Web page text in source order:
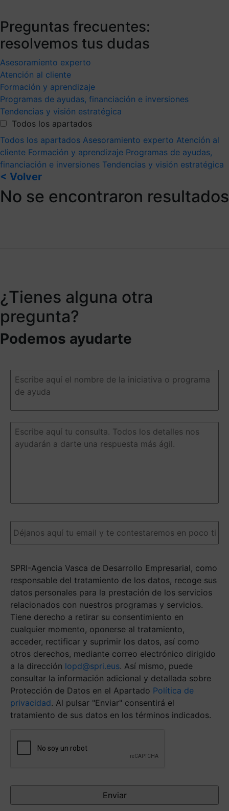
Preguntas frecuentes:
resolvemos tus dudas
Asesoramiento experto
Atención al cliente
Formación y aprendizaje
Programas de ayudas, financiación e inversiones
Tendencias y visión estratégica
Todos los apartados
Todos los apartados Asesoramiento experto Atención al
cliente Formación y aprendizaje Programas de ayudas,
financiación e inversiones Tendencias y visión estratégica
< Volver
No se encontraron resultados
¿Tienes alguna otra
pregunta?
Podemos ayudarte
Escribe
aquí
el
la
iniciativa
Escribe
aquí
tu
darte
una
ágil.
(Obligatorio)
Email (Obligatorio)
SPRI-Agencia Vasca de Desarrollo Empresarial, como
responsable del tratamiento de los datos, recoge sus
datos personales para la prestación de los servicios
relacionados con nuestros programas y servicios.
Tiene derecho a retirar su consentimiento en
cualquier momento, oponerse al tratamiento,
acceder, rectificar y suprimir los datos, así como
otros derechos, mediante correo electrónico dirigido
a la dirección lopd@spri.eus. Así mismo, puede
consultar la información adicional y detallada sobre
Protección de Datos en el Apartado Política de
privacidad. Al pulsar "Enviar" consentirá el
tratamiento de sus datos en los términos indicados.